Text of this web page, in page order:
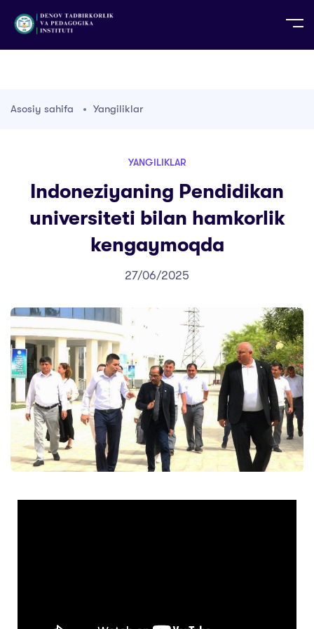
TG TR
Asosiy sahifa Yangiliklar
YANGILIKLAR
Indoneziyaning Pendidikan
universiteti bilan hamkorlik
kengaymoqda
27/06/2025